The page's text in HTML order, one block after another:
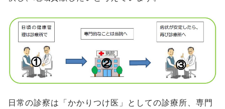
日常の診察は「かかりつけ医」としての診療所、専門